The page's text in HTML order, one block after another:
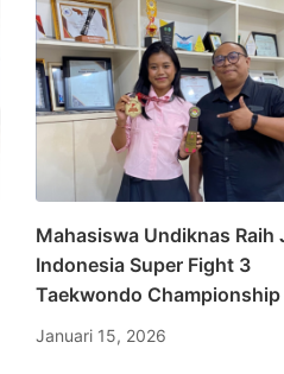
Mahasiswa Undiknas Raih
Indonesia Super Fight 3
Taekwondo
Januari 15, 2026